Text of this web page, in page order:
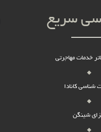
سریع
خدمات مهاجرتی
شناسی کانادا
شینگن